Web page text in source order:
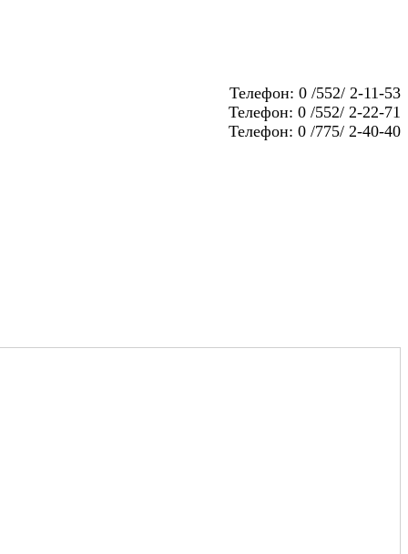
Телефон: 0 /552/ 2-11-53
Телефон: 0 /552/ 2-22-71
Телефон: 0 /775/ 2-40-40